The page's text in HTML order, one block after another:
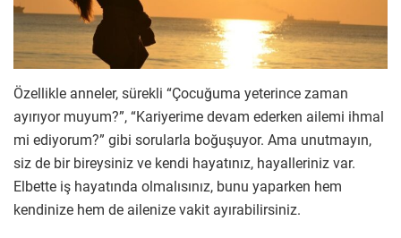
Özellikle anneler, sürekli “Çocuğuma yeterince zaman
ayırıyor muyum?”, “Kariyerime devam ederken ailemi ihmal
mi ediyorum?” gibi sorularla boğuşuyor. Ama unutmayın,
siz de bir bireysiniz ve kendi hayatınız, hayalleriniz var.
Elbette iş hayatında olmalısınız, bunu yaparken hem
kendinize hem de ailenize vakit ayırabilirsiniz.